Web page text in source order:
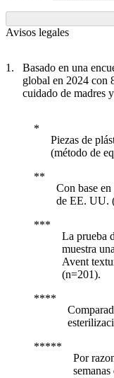
Avisos legales
Basado en una
global en 2024 con
cuidado de madres
Piezas de
(método de
Con base
de EE. UU.
La prueba
muestra
Avent
(n=201).
Por
semanas